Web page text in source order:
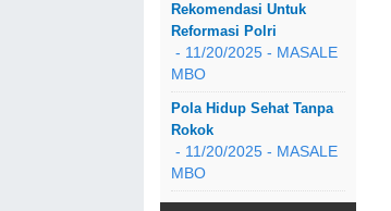
Rekomendasi Untuk
Reformasi Polri
- 11/20/2025 - MASALE
MBO
Pola Hidup Sehat Tanpa
Rokok
- 11/20/2025 - MASALE
MBO